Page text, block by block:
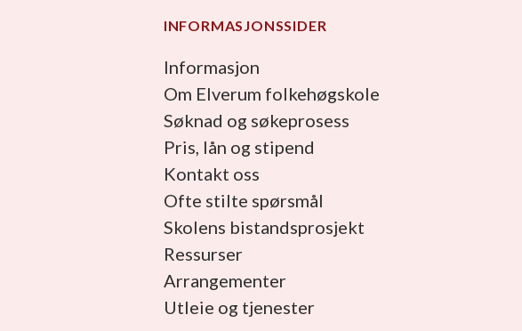
INFORMASJONSSIDER
Informasjon
Om Elverum folkehøgskole
Søknad og søkeprosess
Pris, lån og stipend
Kontakt oss
Ofte stilte spørsmål
Skolens bistandsprosjekt
Ressurser
Arrangementer
Utleie og tjenester